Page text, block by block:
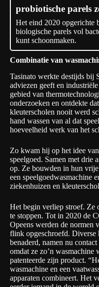
probiotische parels
Het eind 2020 opgerichte
biologische parels vol
kunt schoonmaken.
Combinatie van
Tasinato werkte destijds bij
adviezen geeft en
gebied van
onderzoeken en ontdekte
kleuterscholen nooit werd
hand wassen van al dat
hoeveelheid werk van het
Zo kwam hij op het idee
speelgoed. Samen met drie
op. Ze bouwden in hun
een speelgoedwasmachine
ziekenhuizen en
Het begin verliep stroef. Ze
te stoppen. Tot in 2020 de
Opeens werden de normen
flink opgeschroefd. Diverse
benaderd, namen nu
omdat ze zo’n wasmachine
patenteerde zijn product.
wasmachine en een
apparaten combineert. Het